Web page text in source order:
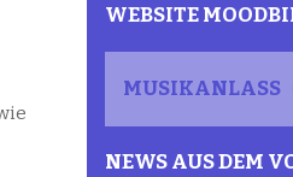
WEBSITE
MUSIKANLASS
NEWS AUS DEM